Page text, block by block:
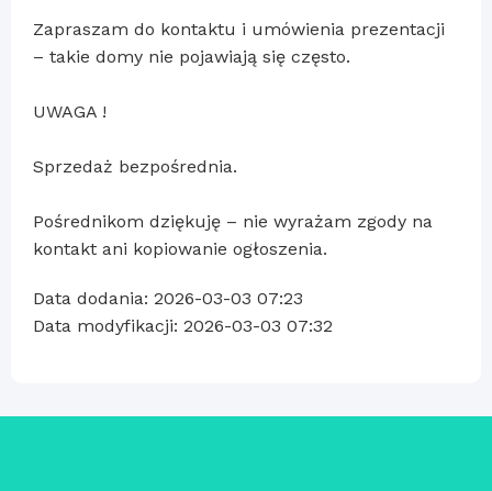
Zapraszam do kontaktu i umówienia prezentacji
– takie domy nie pojawiają się często.
UWAGA !
Sprzedaż bezpośrednia.
Pośrednikom dziękuję – nie wyrażam zgody na
kontakt ani kopiowanie ogłoszenia.
Data dodania: 2026-03-03 07:23
Data modyfikacji: 2026-03-03 07:32